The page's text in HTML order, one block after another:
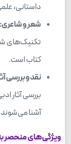
داستانی،
شعر و شاعری:
تکنیک‌های
کتاب است.
نقد و بررسی
بررسی آثار
آشنا
ویژگی‌های منحصر